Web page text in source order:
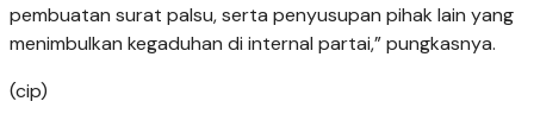
pembuatan surat palsu, serta penyusupan pihak lain yang
menimbulkan kegaduhan di internal partai,” pungkasnya.
(cip)